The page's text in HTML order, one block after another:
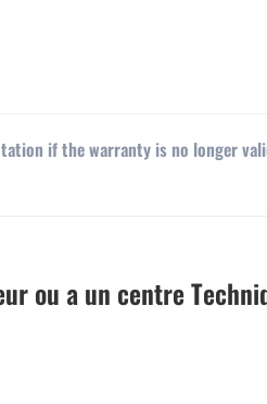
if the warranty is no longer
ou a un centre